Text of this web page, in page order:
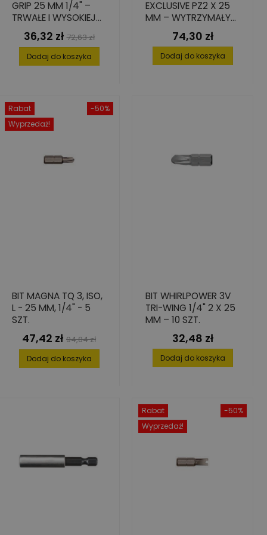
GRIP 25 MM 1/4" –
TRWAŁE I WYSOKIEJ
JAKOŚCI BITY 10 SZT.
Cena
36,32 zł Cena
podstawowa
72,63 zł
Dodaj do koszyka
EXCLUSIVE PZ2 X 25
MM – WYTRZYMAŁY
ZESTAW 10 SZT.
Cena
74,30 zł
Dodaj do koszyka
-50%
Rabat
Wyprzedaż!
BIT MAGNA TQ 3, ISO,
L - 25 MM, 1/4" - 5
SZT.
Cena
47,42 zł Cena
podstawowa
94,84 zł
Dodaj do koszyka
BIT WHIRLPOWER 3V
TRI-WING 1/4" 2 X 25
MM – 10 SZT.
Cena
32,48 zł
Dodaj do koszyka
-50%
Rabat
Wyprzedaż!